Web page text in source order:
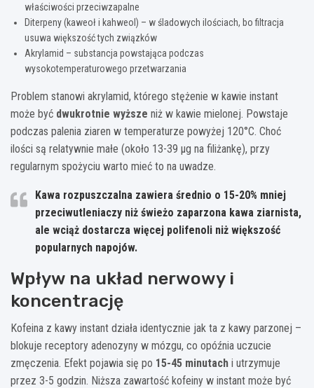
właściwości przeciwzapalne
Diterpeny (kaweoł i kahweol) – w śladowych ilościach, bo filtracja
usuwa większość tych związków
Akrylamid – substancja powstająca podczas
wysokotemperaturowego przetwarzania
Problem stanowi akrylamid, którego stężenie w kawie instant
może być dwukrotnie wyższe niż w kawie mielonej. Powstaje
podczas palenia ziaren w temperaturze powyżej 120°C. Choć
ilości są relatywnie małe (około 13-39 µg na filiżankę), przy
regularnym spożyciu warto mieć to na uwadze.
Kawa rozpuszczalna zawiera średnio o 15-20% mniej
przeciwutleniaczy niż świeżo zaparzona kawa ziarnista,
ale wciąż dostarcza więcej polifenoli niż większość
popularnych napojów.
Wpływ na układ nerwowy i
koncentrację
Kofeina z kawy instant działa identycznie jak ta z kawy parzonej –
blokuje receptory adenozyny w mózgu, co opóźnia uczucie
zmęczenia. Efekt pojawia się po 15-45 minutach i utrzymuje
przez 3-5 godzin. Niższa zawartość kofeiny w instant może być